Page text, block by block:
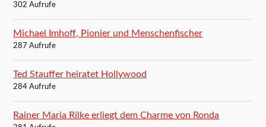
302 Aufrufe
Michael Imhoff, Pionier und Menschenfischer
287 Aufrufe
Ted Stauffer heiratet Hollywood
284 Aufrufe
Rainer Maria Rilke erliegt dem Charme von Ronda